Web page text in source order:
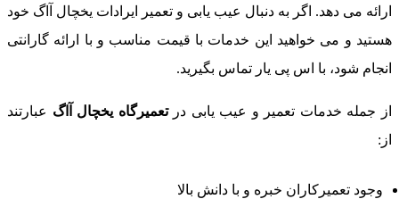
می دهد. اگر به دنبال عیب یابی و تعمیر ایرادات یخچال آاگ خود
و می خواهید این خدمات با قیمت مناسب و با ارائه گارانتی
شود، با اس پی یار تماس بگیرید.
جمله خدمات تعمیر و عیب یابی درتعمیرگاه یخچال آاگعبارتند
وجود تعمیرکاران خبره و با دانش بالا